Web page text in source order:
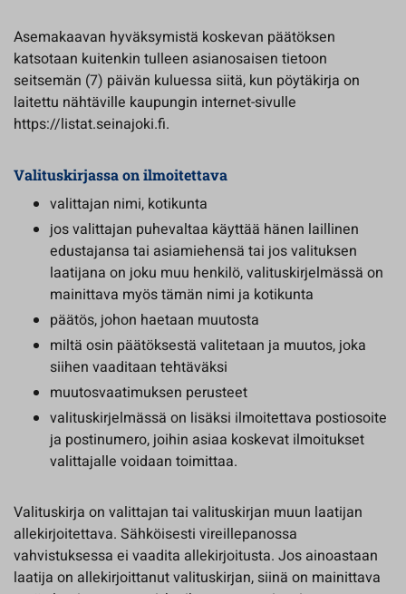
Asemakaavan hyväksymistä koskevan päätöksen
katsotaan kuitenkin tulleen asianosaisen tietoon
seitsemän (7) päivän kuluessa siitä, kun pöytäkirja on
laitettu nähtäville kaupungin internet-sivulle
https://listat.seinajoki.fi.
Valituskirjassa on ilmoitettava
valittajan nimi, kotikunta
jos valittajan puhevaltaa käyttää hänen laillinen
edustajansa tai asiamiehensä tai jos valituksen
laatijana on joku muu henkilö, valituskirjelmässä on
mainittava myös tämän nimi ja kotikunta
päätös, johon haetaan muutosta
miltä osin päätöksestä valitetaan ja muutos, joka
siihen vaaditaan tehtäväksi
muutosvaatimuksen perusteet
valituskirjelmässä on lisäksi ilmoitettava postiosoite
ja postinumero, joihin asiaa koskevat ilmoitukset
valittajalle voidaan toimittaa.
Valituskirja on valittajan tai valituskirjan muun laatijan
allekirjoitettava. Sähköisesti vireillepanossa
vahvistuksessa ei vaadita allekirjoitusta. Jos ainoastaan
laatija on allekirjoittanut valituskirjan, siinä on mainittava